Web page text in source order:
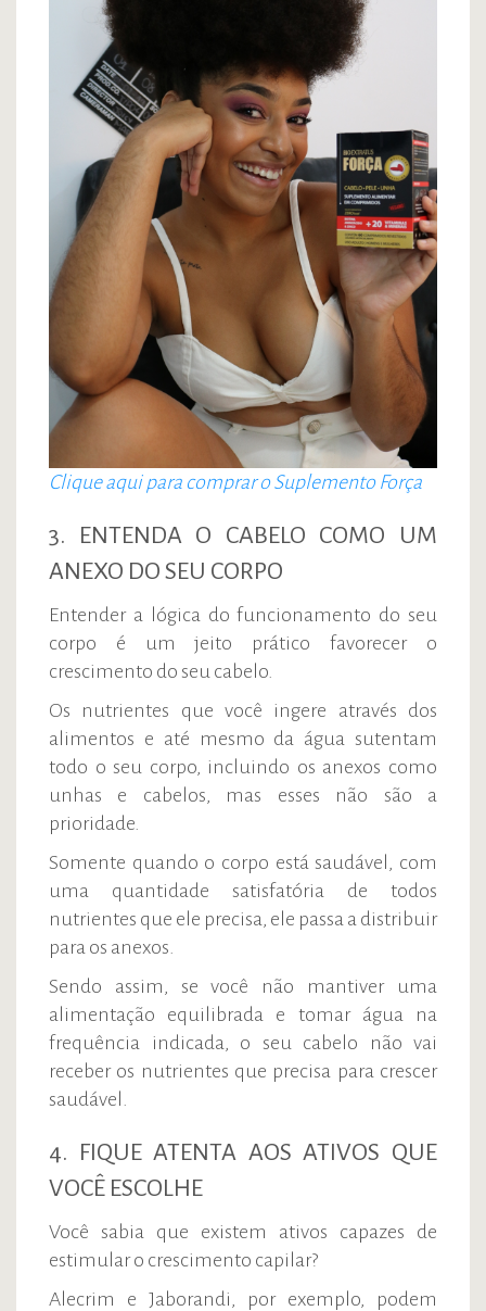
Clique aqui para comprar o Suplemento Força
3. ENTENDA O CABELO COMO UM
ANEXO DO SEU CORPO
Entender a lógica do funcionamento do seu
corpo é um jeito prático favorecer o
crescimento do seu cabelo.
Os nutrientes que você ingere através dos
alimentos e até mesmo da água sutentam
todo o seu corpo, incluindo os anexos como
unhas e cabelos, mas esses não são a
prioridade.
Somente quando o corpo está saudável, com
uma quantidade satisfatória de todos
nutrientes que ele precisa, ele passa a distribuir
para os anexos.
Sendo assim, se você não mantiver uma
alimentação equilibrada e tomar água na
frequência indicada, o seu cabelo não vai
receber os nutrientes que precisa para crescer
saudável.
4. FIQUE ATENTA AOS ATIVOS QUE
VOCÊ ESCOLHE
Você sabia que existem ativos capazes de
estimular o crescimento capilar?
Alecrim e Jaborandi, por exemplo, podem